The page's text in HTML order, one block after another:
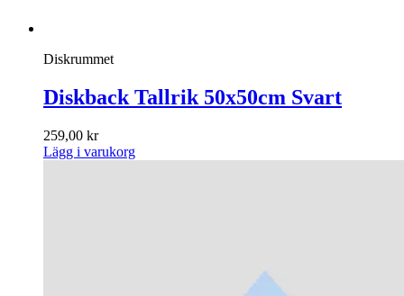
Diskrummet
Diskback Tallrik 50x50cm Svart
259,00 kr
Lägg i varukorg